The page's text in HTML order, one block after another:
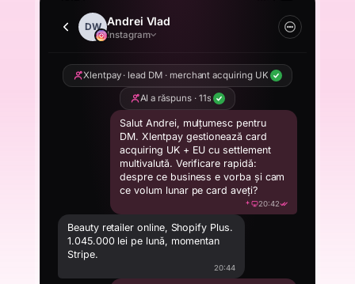
DW Andrei Vlad
Instagram
Xlentpay · lead DM · merchant acquiring UK
AI a răspuns · 11s
Salut Andrei, mulțumesc pentru
DM. Xlentpay gestionează card
acquiring UK + EU cu settlement
multivalută. Verificare rapidă:
despre ce business e vorba și cam
ce volum lunar pe card aveți?
20:42
Beauty retailer online, Shopify Plus.
1.045.000 lei pe lună, momentan
Stripe.
20:44